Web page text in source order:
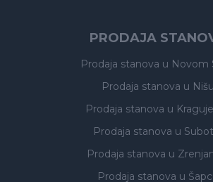
PRODAJA
Prodaja stanova u Novom
Prodaja stanova u Nišu
Prodaja stanova u
Prodaja stanova u
Prodaja stanova u
Prodaja stanova u